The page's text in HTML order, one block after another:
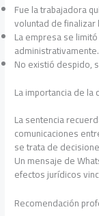
Fue la trabajadora
voluntad de finalizar
La empresa se
administrativamente.
No existió despido,
La importancia de
La sentencia
comunicaciones
se trata de
Un mensaje de
efectos jurídicos
Recomendación